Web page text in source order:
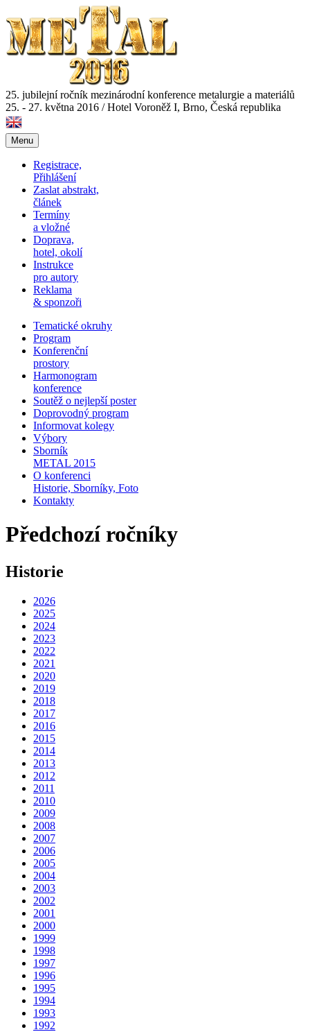
25. jubilejní ročník mezinárodní konference metalurgie a materiálů
25. - 27. května 2016 /Hotel Voroněž I, Brno, Česká republika
Menu
Registrace,
Přihlášení
Zaslat abstrakt,
článek
Termíny
a vložné
Doprava,
hotel, okolí
Instrukce
pro autory
Reklama
& sponzoři
Tematické okruhy
Program
Konferenční
prostory
Harmonogram
konference
Soutěž o nejlepší poster
Doprovodný program
Informovat kolegy
Výbory
Sborník
METAL 2015
O konferenci
Historie, Sborníky, Foto
Kontakty
Předchozí ročníky
Historie
2026
2025
2024
2023
2022
2021
2020
2019
2018
2017
2016
2015
2014
2013
2012
2011
2010
2009
2008
2007
2006
2005
2004
2003
2002
2001
2000
1999
1998
1997
1996
1995
1994
1993
1992